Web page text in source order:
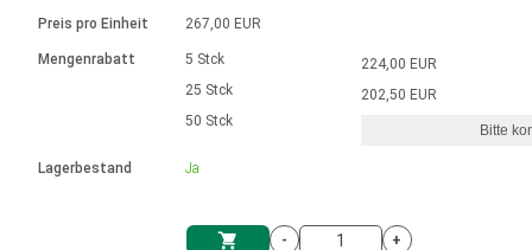
Einheitssystem
Hubmagnete
230 - 50 Hz | 110 - 60 Hz
Drehzahlregelung für die AIS-Serie
Bürstenlose Gleichstrommotoren
mit Planetengetriebe und internem
Ø 28-42| 1-1400 rpm | <= 290Ncm
Bürstenlose DC Motor Controller
Gleichstrommotoren mit
Schneckengetriebe und Bürsten
Ø43-124mm | 31-425rpm | ≤ 41Nm
Treiber für Gleichstrommotoren mit
Synchron-Asynchron | für 1-4 Elektrozylinder
Synchron-Asynchron | für 1-4 Elektrozylinder
Français (EUR)
Preis pro Einheit
Mengenrabatt
Lagerbestand
267,00 EUR
5 Stck
25 Stck
50 Stck
Ja
224,00 EUR
202,50 EUR
Bitte
-
+